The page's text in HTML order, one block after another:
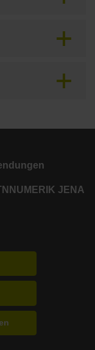
NUMERIK JENA